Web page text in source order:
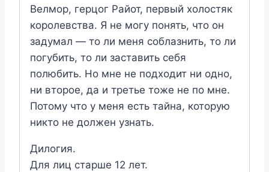
Велмор, герцог Райот, первый холостяк
королевства. Я не могу понять, что он
задумал — то ли меня соблазнить, то ли
погубить, то ли заставить себя
полюбить. Но мне не подходит ни одно,
ни второе, да и третье тоже не по мне.
Потому что у меня есть тайна, которую
никто не должен узнать.
Дилогия.
Для лиц старше 12 лет.